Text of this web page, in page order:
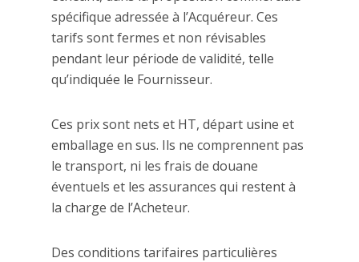
spécifique adressée à l’Acquéreur. Ces
tarifs sont fermes et non révisables
pendant leur période de validité, telle
qu’indiquée le Fournisseur.
Ces prix sont nets et HT, départ usine et
emballage en sus. Ils ne comprennent pas
le transport, ni les frais de douane
éventuels et les assurances qui restent à
la charge de l’Acheteur.
Des conditions tarifaires particulières